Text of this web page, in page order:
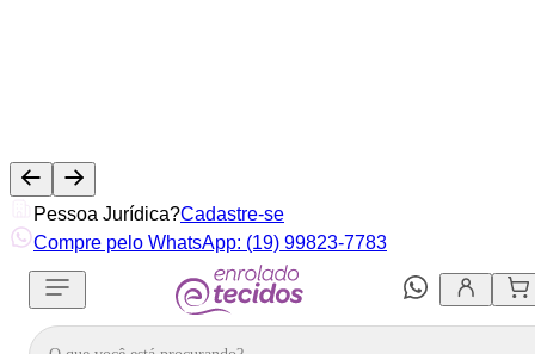
Pessoa Jurídica?Cadastre-se
Compre pelo WhatsApp: (19) 99823-7783